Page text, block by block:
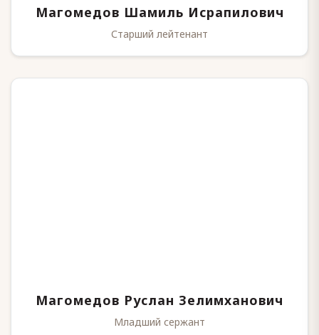
Магомедов Шамиль Исрапилович
Старший лейтенант
Магомедов Руслан Зелимханович
Младший сержант